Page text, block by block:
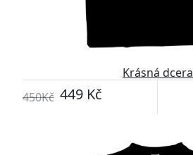
Krásná dcera
450Kč 449 Kč